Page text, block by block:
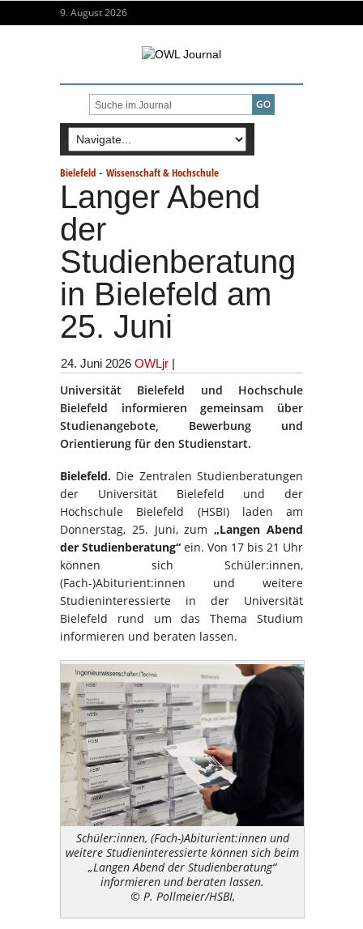
9. August 2026
Bielefeld - Wissenschaft & Hochschule
Langer Abend
der
Studienberatung
in Bielefeld am
25. Juni
24. Juni 2026 OWLjr |
Universität Bielefeld und Hochschule
Bielefeld informieren gemeinsam über
Studienangebote, Bewerbung und
Orientierung für den Studienstart.
Bielefeld. Die Zentralen Studienberatungen
der Universität Bielefeld und der
Hochschule Bielefeld (HSBI) laden am
Donnerstag, 25. Juni, zum„Langen Abend
der Studienberatung“ ein. Von 17 bis 21 Uhr
können sich Schüler:innen,
(Fach-)Abiturient:innen und weitere
Studieninteressierte in der Universität
Bielefeld rund um das Thema Studium
informieren und beraten lassen.
Schüler:innen, (Fach-)Abiturient:innen und
weitere Studieninteressierte können sich beim
„Langen Abend der Studienberatung“
informieren und beraten lassen.
© P. Pollmeier/HSBI,